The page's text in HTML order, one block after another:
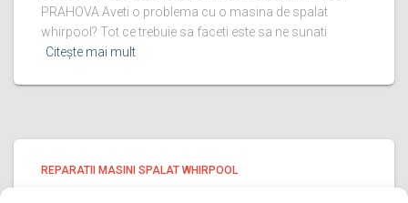
PRAHOVA Aveti o problema cu o masina de spalat
whirpool? Tot ce trebuie sa faceti este sa ne sunati
Citește mai mult
REPARATII MASINI SPALAT WHIRPOOL